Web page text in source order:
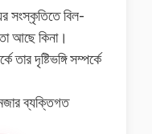
সংস্কৃতিতে বিল-
আছে কিনা।
দৃষ্টিভঙ্গি সম্পর্কে
ব্যক্তিগত